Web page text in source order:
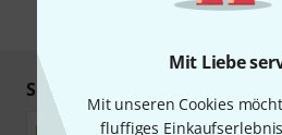
Mit Liebe
Mit unseren Cookies
fluffiges
* Pflichtfeld
Sicher einkaufen & bezahlen